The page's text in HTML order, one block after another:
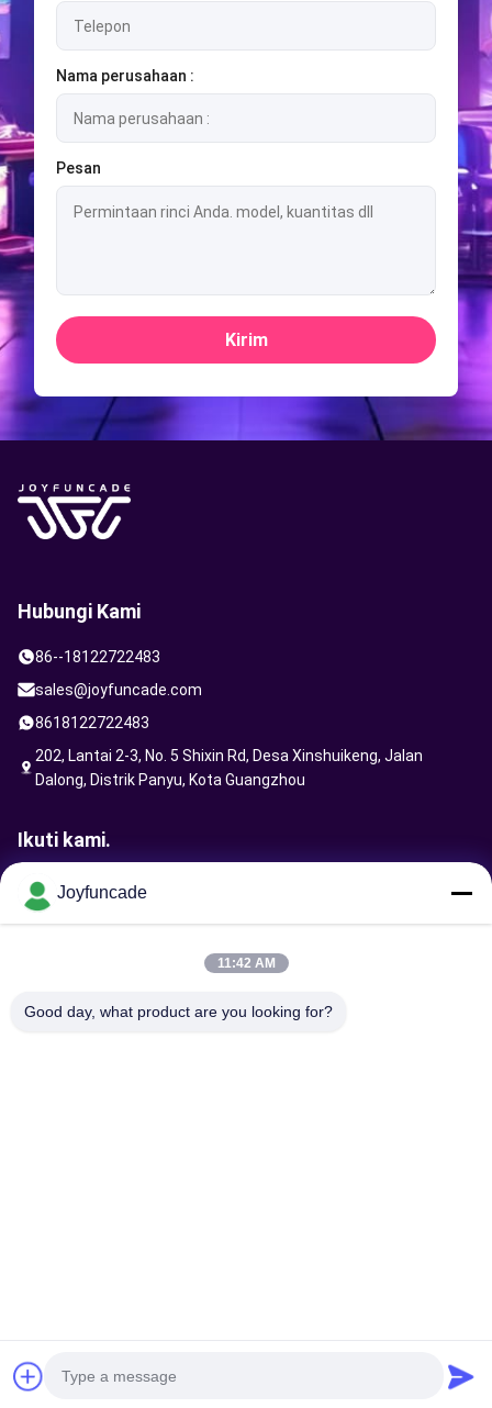
Nama perusahaan :
Pesan
Kirim
Hubungi Kami
86--18122722483
sales@joyfuncade.com
8618122722483
202, Lantai 2-3, No. 5 Shixin Rd, Desa Xinshuikeng, Jalan
Dalong, Distrik Panyu, Kota Guangzhou
Ikuti kami.
Joyfuncade
11:42 AM
Good day, what product are you looking for?